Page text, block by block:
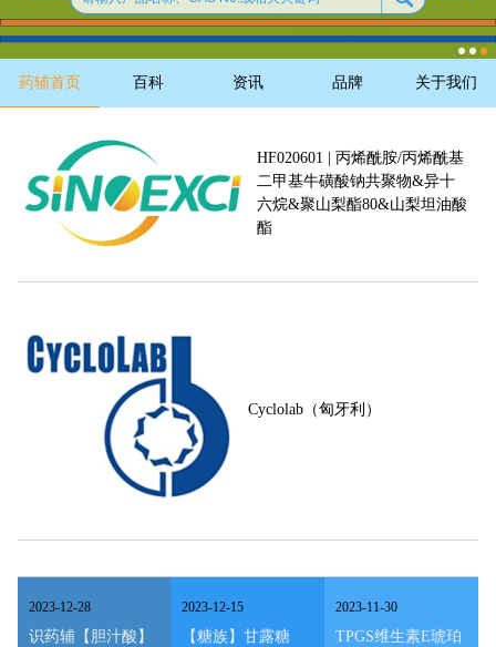
药辅首页 百科 资讯 品牌 关于我们
HF020601 | 丙烯酰胺/丙烯酰基
二甲基牛磺酸钠共聚物&异十
六烷&聚山梨酯80&山梨坦油酸
酯
Cyclolab（匈牙利）
识药辅【胆汁酸】
2023-12-28
【糖族】甘露糖
2023-12-15
TPGS维生素E琥珀
2023-11-30